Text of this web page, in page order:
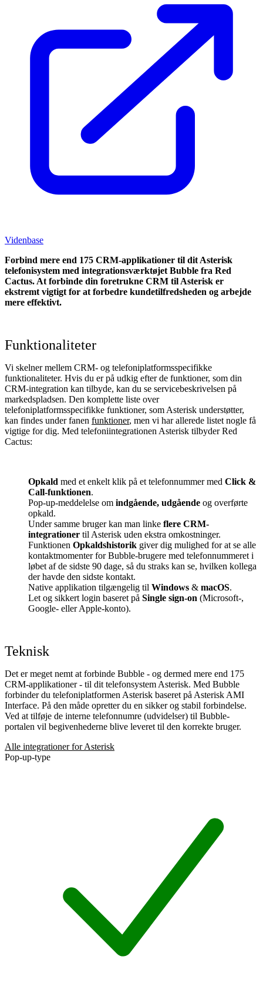
Videnbase
Forbind mere end 175 CRM-applikationer til dit Asterisk
telefonisystem med integrationsværktøjet Bubble fra Red
Cactus. At forbinde din foretrukne CRM til Asterisk er
ekstremt vigtigt for at forbedre kundetilfredsheden og arbejde
mere effektivt.
Funktionaliteter
Vi skelner mellem CRM- og telefoniplatformsspecifikke
funktionaliteter. Hvis du er på udkig efter de funktioner, som din
CRM-integration kan tilbyde, kan du se servicebeskrivelsen på
markedspladsen. Den komplette liste over
telefoniplatformsspecifikke funktioner, som Asterisk understøtter,
kan findes under fanen funktioner, men vi har allerede listet nogle få
vigtige for dig. Med telefoniintegrationen Asterisk tilbyder Red
Cactus:
Opkald med et enkelt klik på et telefonnummer med Click &
Call-funktionen.
Pop-up-meddelelse om indgående, udgående og overførte
opkald.
Under samme bruger kan man linke flere CRM-
integrationer til Asterisk uden ekstra omkostninger.
Funktionen Opkaldshistorik giver dig mulighed for at se alle
kontaktmomenter for Bubble-brugere med telefonnummeret i
løbet af de sidste 90 dage, så du straks kan se, hvilken kollega
der havde den sidste kontakt.
Native applikation tilgængelig til Windows & macOS.
Let og sikkert login baseret på Single sign-on (Microsoft-,
Google- eller Apple-konto).
Teknisk
Det er meget nemt at forbinde Bubble - og dermed mere end 175
CRM-applikationer - til dit telefonsystem Asterisk. Med Bubble
forbinder du telefoniplatformen Asterisk baseret på Asterisk AMI
Interface. På den måde opretter du en sikker og stabil forbindelse.
Ved at tilføje de interne telefonnumre (udvidelser) til Bubble-
portalen vil begivenhederne blive leveret til den korrekte bruger.
Alle integrationer for Asterisk
Pop-up-type